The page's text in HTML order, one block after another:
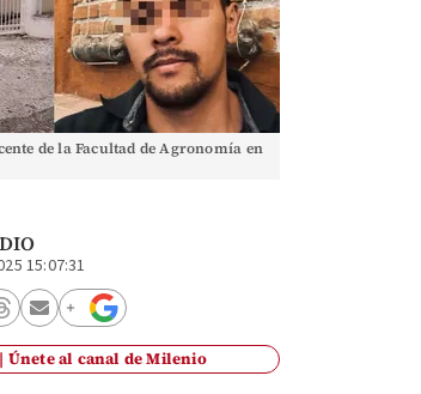
de la Facultad de Agronomía en
15:07:31
Únete al canal de Milenio